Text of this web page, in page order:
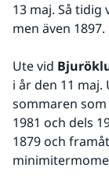
13 maj. Så tidig
men även 1897.
Ute vid
i år den 11 maj.
sommaren
1981 och dels
1879 och